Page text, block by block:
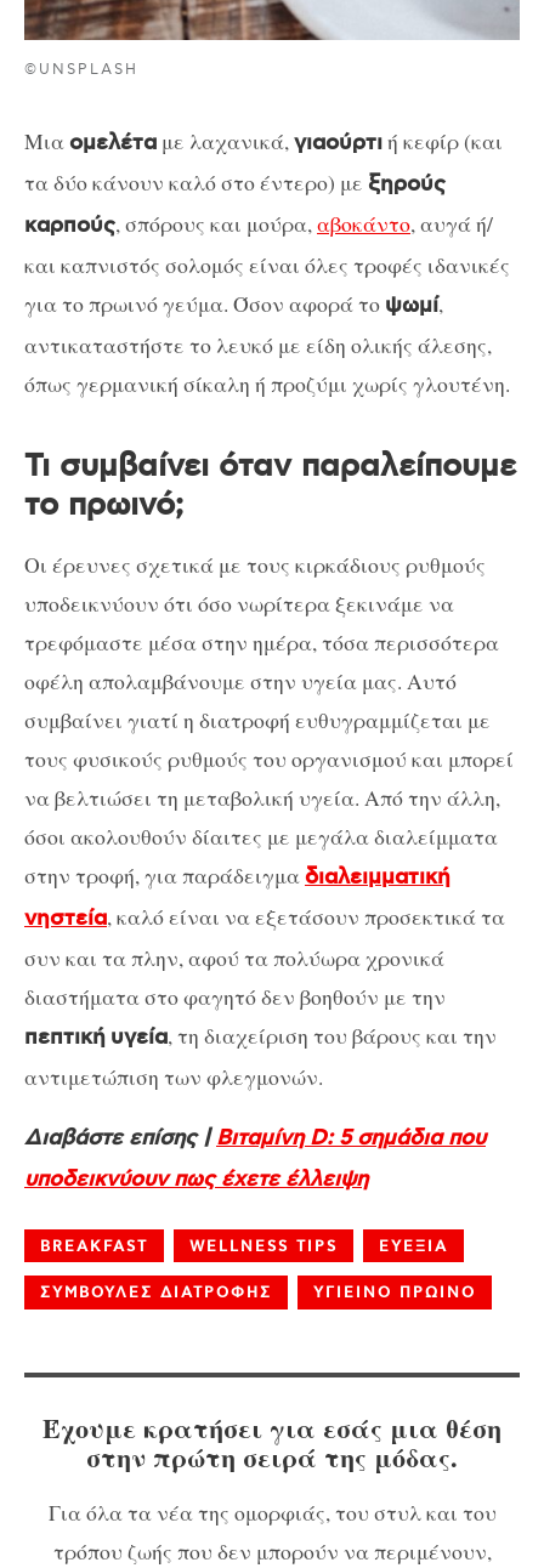
©UNSPLASH
Μιαομελέτα με λαχανικά,γιαούρτιή κεφίρ (και
τα δύο κάνουν καλό στο έντερο) με ξηρούς
καρπούς, σπόρους και μούρα,αβοκάντο, αυγά ή/
και καπνιστός σολομός είναι όλες τροφές ιδανικές
για το πρωινό γεύμα. Όσον αφορά το ψωμί,
αντικαταστήστε το λευκό με είδη ολικής άλεσης,
όπως γερμανική σίκαλη ή προζύμι χωρίς γλουτένη.
Τι συμβαίνει όταν παραλείπουμε
το πρωινό;
Οι έρευνες σχετικά με τους κιρκάδιους ρυθμούς
υποδεικνύουν ότι όσο νωρίτερα ξεκινάμε να
τρεφόμαστε μέσα στην ημέρα, τόσα περισσότερα
οφέλη απολαμβάνουμε στην υγεία μας. Αυτό
συμβαίνει γιατί η διατροφή ευθυγραμμίζεται με
τους φυσικούς ρυθμούς του οργανισμού και μπορεί
να βελτιώσει τη μεταβολική υγεία. Από την άλλη,
όσοι ακολουθούν δίαιτες με μεγάλα διαλείμματα
στην τροφή, για παράδειγμαδιαλειμματική
νηστεία, καλό είναι να εξετάσουν προσεκτικά τα
συν και τα πλην, αφού τα πολύωρα χρονικά
διαστήματα στο φαγητό δεν βοηθούν με την
πεπτική υγεία, τη διαχείριση του βάρους και την
αντιμετώπιση των φλεγμονών.
Διαβάστε επίσης |Βιταμίνη D: 5 σημάδια που
υποδεικνύουν πως έχετε έλλειψη
BREAKFAST WELLNESS TIPS ΕΥΕΞΙΑ
ΣΥΜΒΟΥΛΕΣ ΔΙΑΤΡΟΦΗΣ ΥΓΙΕΙΝΟ ΠΡΩΙΝΟ
Έχουμε κρατήσει για εσάς μια θέση
στην πρώτη σειρά της μόδας.
Για όλα τα νέα της ομορφιάς, του στυλ και του
τρόπου ζωής που δεν μπορούν να περιμένουν,